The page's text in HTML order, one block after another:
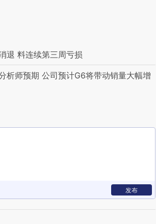
退 料连续第三周亏损
析师预期 公司预计G6将带动销量大幅增
发布